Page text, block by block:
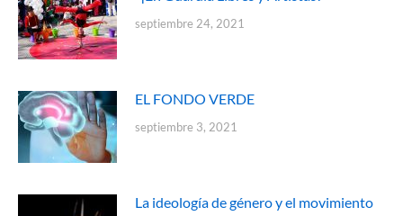
septiembre 24, 2021
EL FONDO VERDE
septiembre 3, 2021
La ideología de género y el movimiento